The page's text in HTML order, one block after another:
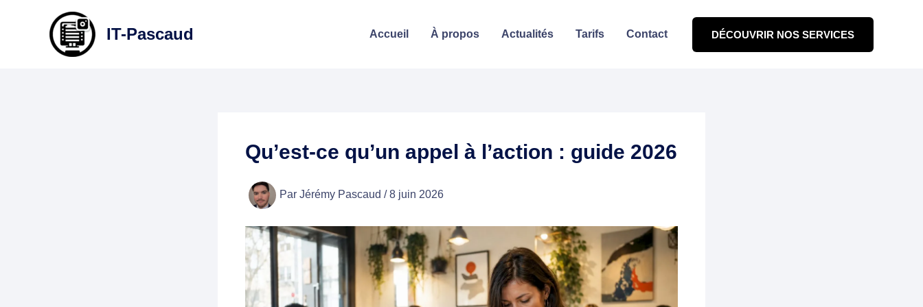
IT-Pascaud Accueil À propos Actualités Tarifs Contact DÉCOUVRIR NOS SERVICES
Qu’est-ce qu’un appel à l’action : guide 2026
Par Jérémy Pascaud /8 juin 2026